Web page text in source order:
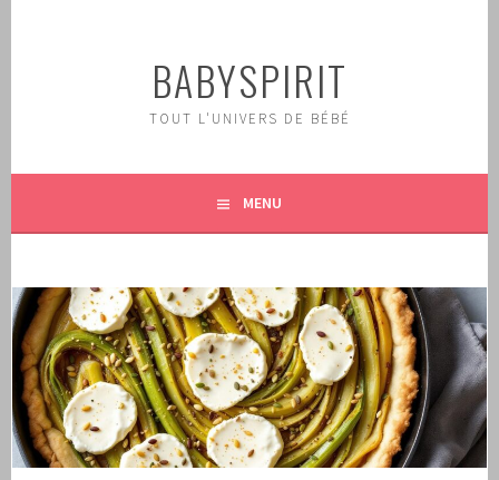
BABYSPIRIT
TOUT L'UNIVERS DE BÉBÉ
MENU